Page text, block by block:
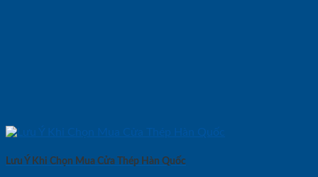
Lưu Ý Khi Chọn Mua Cửa Thép Hàn Quốc